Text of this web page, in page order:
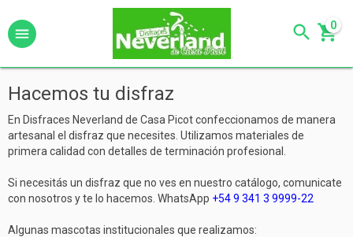
0
Hacemos tu disfraz
En Disfraces Neverland de Casa Picot confeccionamos de manera
artesanal el disfraz que necesites. Utilizamos materiales de
primera calidad con detalles de terminación profesional.
Si necesitás un disfraz que no ves en nuestro catálogo, comunicate
con nosotros y te lo hacemos. WhatsApp +54 9 341 3 9999-22
Algunas mascotas institucionales que realizamos: